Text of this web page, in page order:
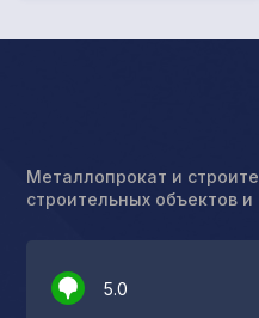
Металлопрокат и
строительных объектов и
5.0